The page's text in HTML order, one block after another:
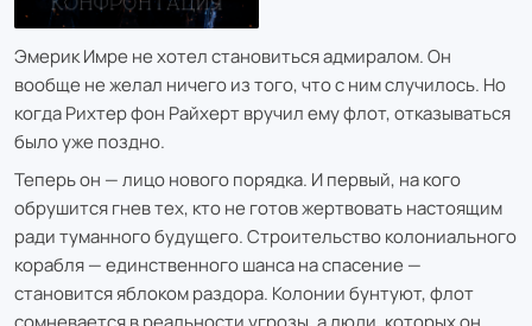
Эмерик Имре не хотел становиться адмиралом. Он
вообще не желал ничего из того, что с ним случилось. Но
когда Рихтер фон Райхерт вручил ему флот, отказываться
было уже поздно.
Теперь он — лицо нового порядка. И первый, на кого
обрушится гнев тех, кто не готов жертвовать настоящим
ради туманного будущего. Строительство колониального
корабля — единственного шанса на спасение —
становится яблоком раздора. Колонии бунтуют, флот